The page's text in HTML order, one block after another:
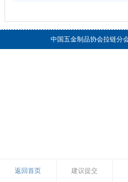
中国五金制品协会拉链分
返回首页 建议提交